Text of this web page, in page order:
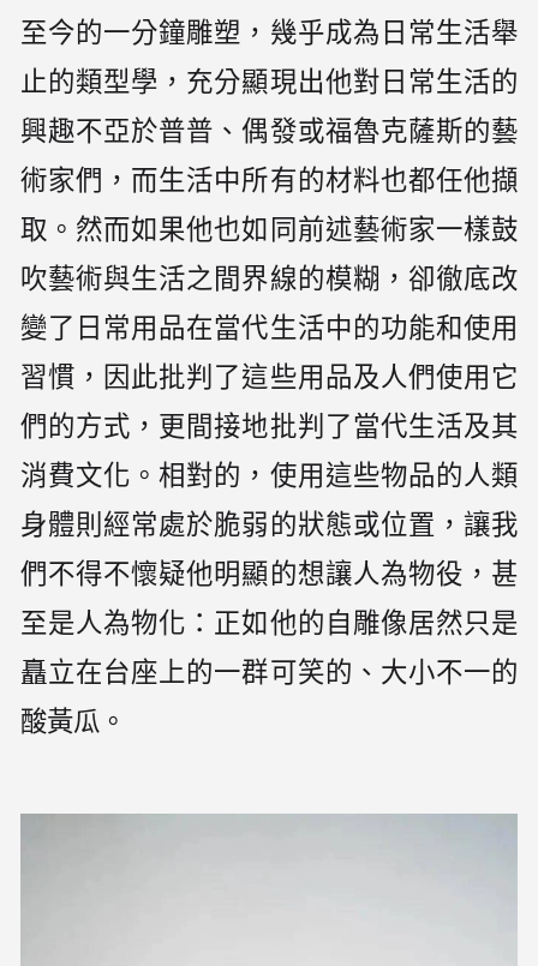
至今的一分鐘雕塑，幾乎成為日常生活舉
止的類型學，充分顯現出他對日常生活的
興趣不亞於普普、偶發或福魯克薩斯的藝
術家們，而生活中所有的材料也都任他擷
取。然而如果他也如同前述藝術家一樣鼓
吹藝術與生活之間界線的模糊，卻徹底改
變了日常用品在當代生活中的功能和使用
習慣，因此批判了這些用品及人們使用它
們的方式，更間接地批判了當代生活及其
消費文化。相對的，使用這些物品的人類
身體則經常處於脆弱的狀態或位置，讓我
們不得不懷疑他明顯的想讓人為物役，甚
至是人為物化：正如他的自雕像居然只是
矗立在台座上的一群可笑的、大小不一的
酸黃瓜。